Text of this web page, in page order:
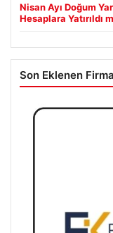
Nisan Ayı Doğum
Hesaplara Yatırıldı
Son Eklenen